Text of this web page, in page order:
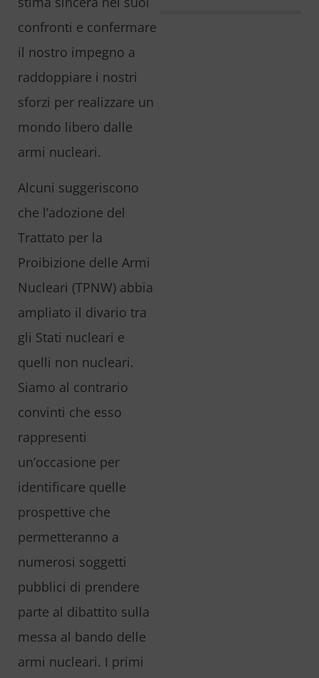
confronti e confermare
il nostro impegno a
raddoppiare i nostri
sforzi per realizzare un
mondo libero dalle
armi nucleari.
Alcuni suggeriscono
che l’adozione del
Trattato per la
Proibizione delle Armi
Nucleari (TPNW) abbia
ampliato il divario tra
gli Stati nucleari e
quelli non nucleari.
Siamo al contrario
convinti che esso
rappresenti
un’occasione per
identificare quelle
prospettive che
permetteranno a
numerosi soggetti
pubblici di prendere
parte al dibattito sulla
messa al bando delle
armi nucleari. I primi